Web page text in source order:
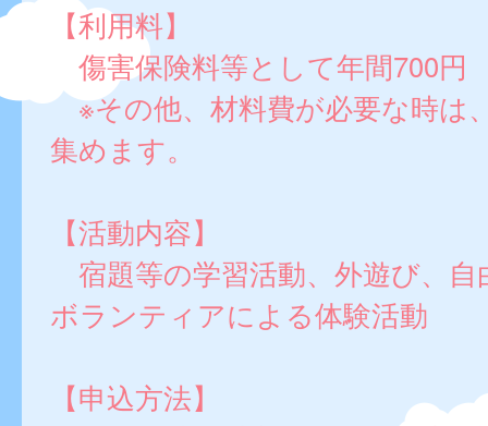
【利用料】
傷害保険料等として年間700円
※その他、材料費が必要な時は
集めます。
【活動内容】
宿題等の学習活動、外遊び、自
ボランティアによる体験活動
【申込方法】